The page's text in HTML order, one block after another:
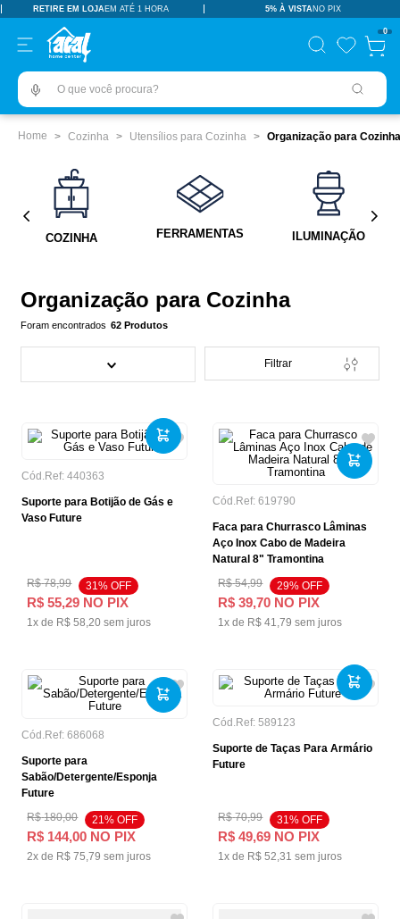
RETIRE EM LOJAEM ATÉ 1 HORA 5% À VISTANO PIX
0
O que você procura?
Cozinha Utensílios para Cozinha Organização para Cozinha
COZINHA FERRAMENTAS ILUMINAÇÃO
Organização para Cozinha
62 Produtos
Filtrar
Cód.Ref: 440363
Suporte para Botijão de Gás e
Vaso Future
R$ 78,99 31% OFF
R$ 55,29 NO PIX
1x de R$ 58,20 sem juros
Cód.Ref: 619790
Faca para Churrasco Lâminas
Aço Inox Cabo de Madeira
Natural 8" Tramontina
R$ 54,99 29% OFF
R$ 39,70 NO PIX
1x de R$ 41,79 sem juros
Cód.Ref: 686068
Suporte para
Sabão/Detergente/Esponja
Future
R$ 180,00 21% OFF
R$ 144,00 NO PIX
2x de R$ 75,79 sem juros
Cód.Ref: 589123
Suporte de Taças Para Armário
Future
R$ 70,99 31% OFF
R$ 49,69 NO PIX
1x de R$ 52,31 sem juros
TERMOS MAIS BUSCADOS
pisos revestimentos
º ceramica
revestimento
6 pia
9º chuveiro
10º 1